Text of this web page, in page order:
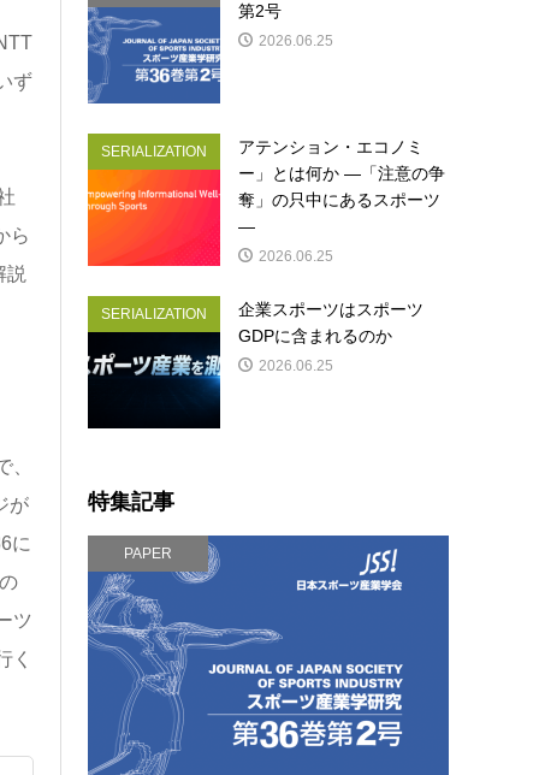
ず
ら
説
が
に
ツ
く
第2号
2026.06.25
SERIALIZATION
アテンション・エコノミ
ー」とは何か ―「注意の争
奪」の只中にあるスポーツ
―
2026.06.25
SERIALIZATION
企業スポーツはスポーツ
GDPに含まれるのか
2026.06.25
特集記事
PAPER